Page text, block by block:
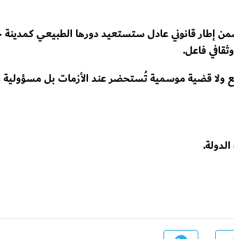
إطار قانوني عادل ستستعيد دورها الطبيعي
فاعل.
قضية موسمية تُستحضر عند الأزمات بل مسؤولية